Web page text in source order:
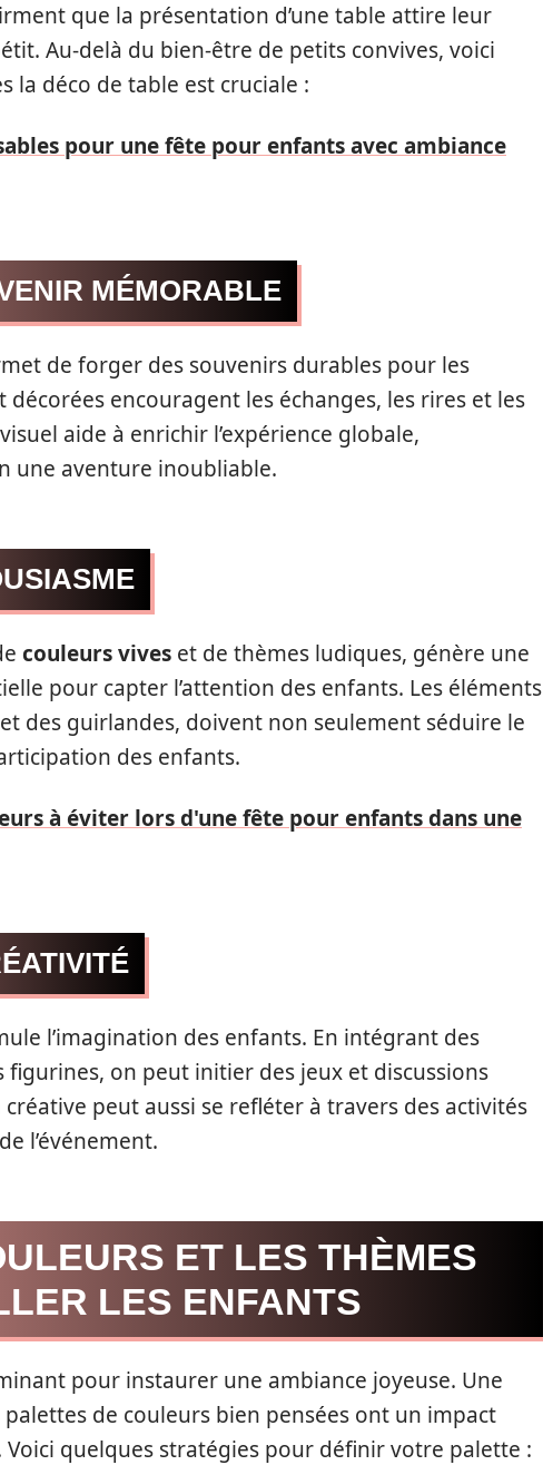
que la présentation d’une table attire leur
Au-delà du bien-être de petits convives, voici
la déco de table est cruciale :
pour une fête pour enfants avec ambiance
MÉMORABLE
de forger des souvenirs durables pour les
encouragent les échanges, les rires et les
aide à enrichir l’expérience globale,
une aventure inoubliable.
couleurs vives et de thèmes ludiques, génère une
pour capter l’attention des enfants. Les éléments
des guirlandes, doivent non seulement séduire le
des enfants.
à éviter lors d'une fête pour enfants dans une
l’imagination des enfants. En intégrant des
on peut initier des jeux et discussions
peut aussi se refléter à travers des activités
l’événement.
ET LES THÈMES
LES ENFANTS
pour instaurer une ambiance joyeuse. Une
de couleurs bien pensées ont un impact
Voici quelques stratégies pour définir votre palette :